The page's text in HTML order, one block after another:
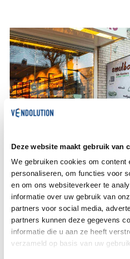
Deze website maakt gebruik van
We gebruiken cookies om content
personaliseren, om functies voor
en om ons websiteverkeer te
informatie over uw gebruik van
partners voor social media,
partners kunnen deze gegevens
informatie die u aan ze heeft
verzameld op basis van uw
Salade- automaat
Gezond genieten dankzij Ton Kanters. De
onder andere salades, wraps, soepen en